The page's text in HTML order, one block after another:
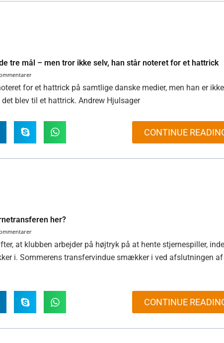
tre mål – men tror ikke selv, han står noteret for et hattrick
for et hattrick på samtlige danske medier, men han er ikke
blev til et hattrick. Andrew Hjulsager
CONTINUE
her?
at klubben arbejder på højtryk på at hente stjernespiller,
i. Sommerens transfervindue smækker i ved afslutningen af
CONTINUE